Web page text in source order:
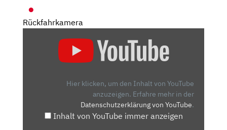
Rückfahrkamera
JETZT
Hier klicken, um den Inhalt von YouTube
anzuzeigen. Erfahre mehr in der
Datenschutzerklärung von YouTube.
Inhalt von YouTube immer anzeigen